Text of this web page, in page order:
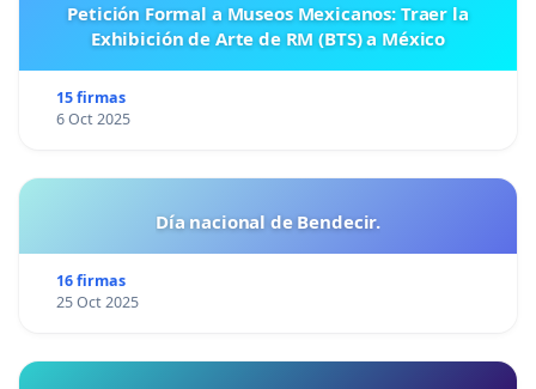
Petición Formal a Museos Mexicanos: Traer la
Exhibición de Arte de RM (BTS) a México
15 firmas
6 Oct 2025
Día nacional de Bendecir.
16 firmas
25 Oct 2025